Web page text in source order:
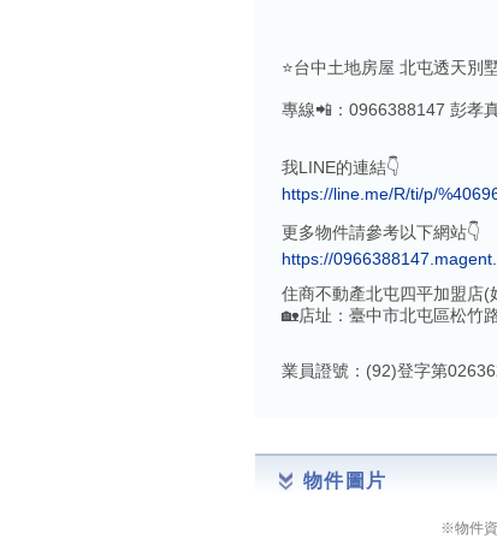
⭐️台中土地房屋 北屯透天別
專線📲：0966388147 彭孝
我LINE的連結👇
https://line.me/R/ti/p/
更多物件請參考以下網站👇
https://
住商不動產北屯四平加盟店
🏡店址：臺中市北屯區松竹
業員證號：(92)登字第
物件圖片
※物件資